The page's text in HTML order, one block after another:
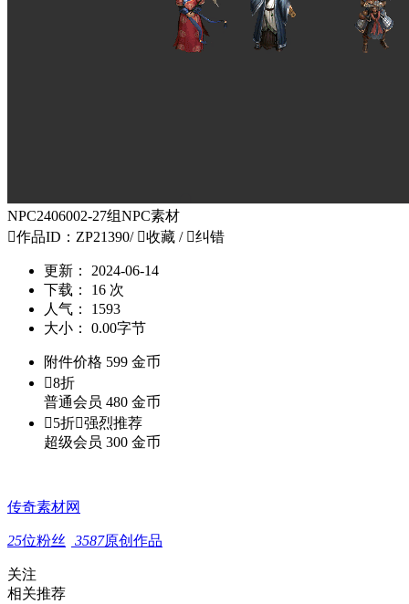
NPC2406002-27组NPC素材
作品ID：ZP21390/ 收藏 / 纠错
更新：
2024-06-14
下载：
16 次
人气：
1593
大小：
0.00字节
附件价格 599 金币
8折
普通会员 480 金币
5折强烈推荐
超级会员 300 金币
传奇素材网
25位粉丝 3587原创作品
关注
相关推荐